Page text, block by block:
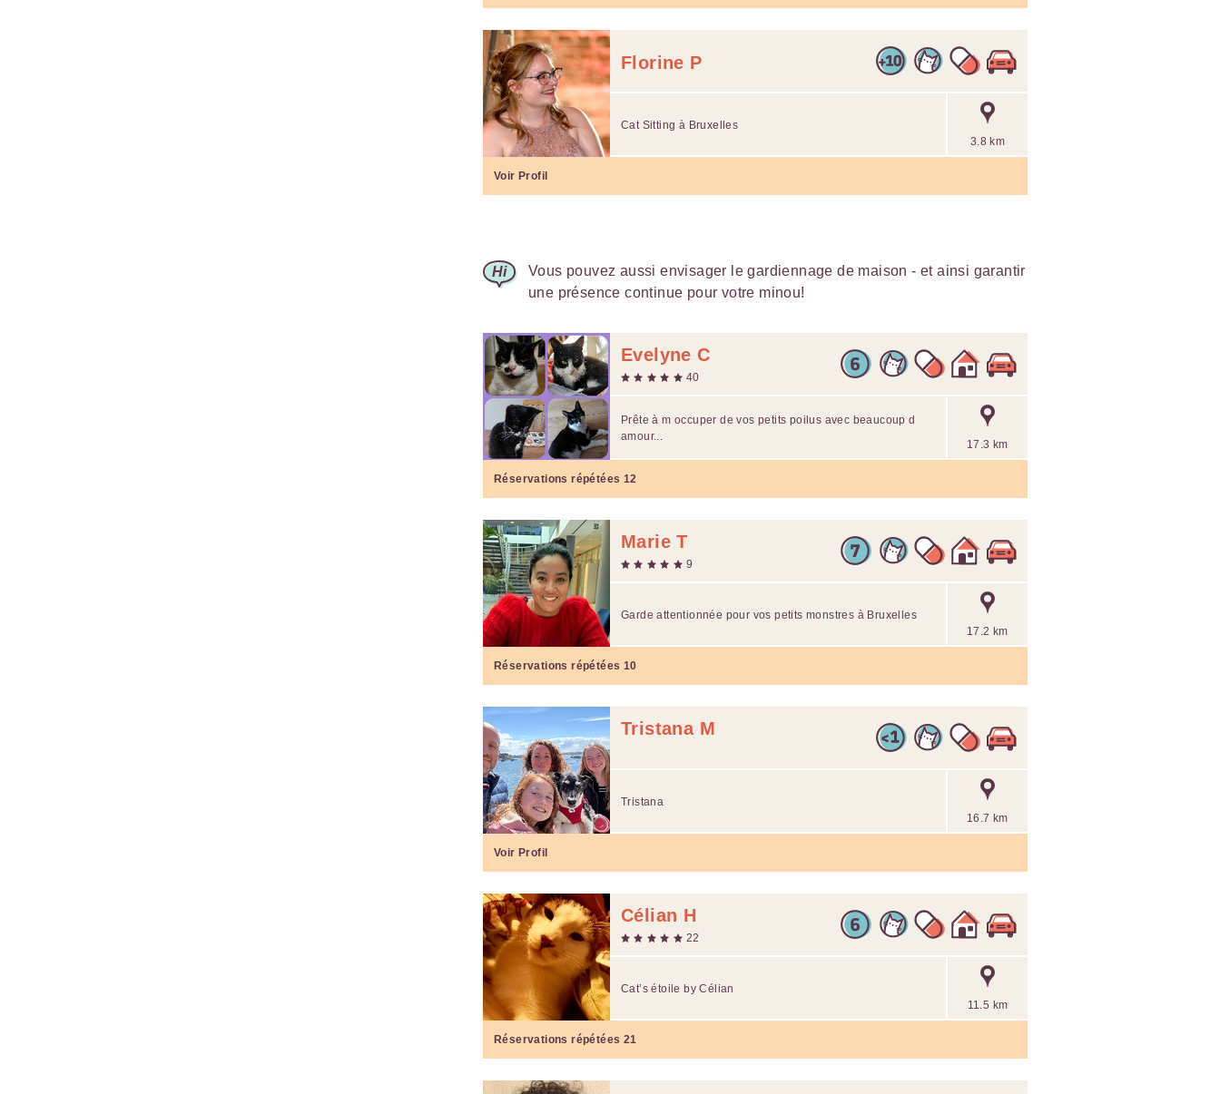
Florine P
3.8 km
Cat Sitting à Bruxelles
Voir Profil
Vous pouvez aussi envisager le gardiennage de maison - et ainsi garantir
une présence continue pour votre minou!
Evelyne C
40
17.3 km
Prête à m occuper de vos petits poilus avec beaucoup d
amour...
Réservations répétées 12
Marie T
9
17.2 km
Garde attentionnée pour vos petits monstres à Bruxelles
Réservations répétées 10
Tristana M
16.7 km
Tristana
Voir Profil
Célian H
22
11.5 km
Cat’s étoile by Célian
Réservations répétées 21